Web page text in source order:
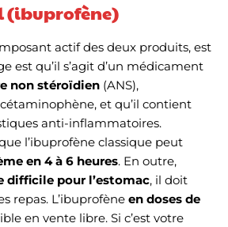
actif des deux produits, est
est qu’il s’agit d’un médicament
non stéroïdien (ANS),
et qu’il contient
anti-inflammatoires.
l’ibuprofène classique peut
en 4 à 6 heures. En outre,
difficile pour l’estomac, il doit
repas. L’ibuprofène en doses de
en vente libre. Si c’est votre